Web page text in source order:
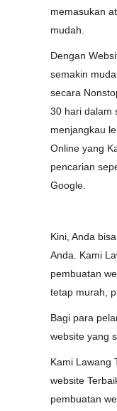
memasukan
mudah.
Dengan
semakin
secara
30 hari dalam
menjangkau
Online yang
pencarian
Google.
Kini, Anda
Anda. Kami
pembuatan
tetap murah,
Bagi para
website yang
Kami Lawang
website
pembuatan